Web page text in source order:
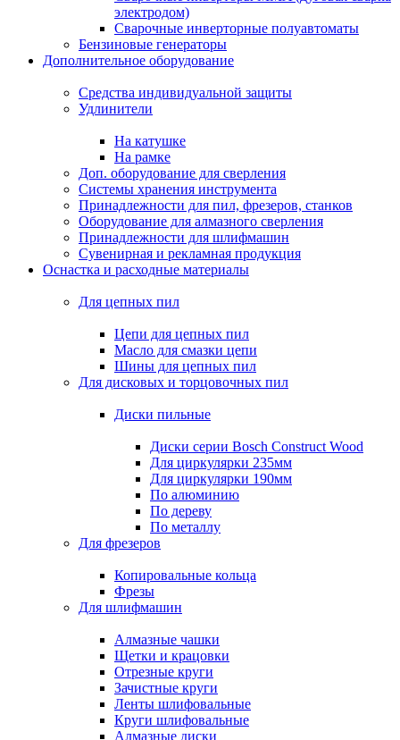
электродом)
Сварочные инверторные полуавтоматы
Бензиновые генераторы
Дополнительное оборудование
Средства индивидуальной защиты
Удлинители
На катушке
На рамке
Доп. оборудование для сверления
Системы хранения инструмента
Принадлежности для пил, фрезеров, станков
Оборудование для алмазного сверления
Принадлежности для шлифмашин
Сувенирная и рекламная продукция
Оснастка и расходные материалы
Для цепных пил
Цепи для цепных пил
Масло для смазки цепи
Шины для цепных пил
Для дисковых и торцовочных пил
Диски пильные
Диски серии Bosch Construct Wood
Для циркулярки 235мм
Для циркулярки 190мм
По алюминию
По дереву
По металлу
Для фрезеров
Копировальные кольца
Фрезы
Для шлифмашин
Алмазные чашки
Щетки и крацовки
Отрезные круги
Зачистные круги
Ленты шлифовальные
Круги шлифовальные
Алмазные диски